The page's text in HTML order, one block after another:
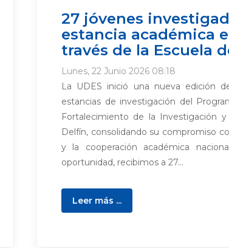
27 jóvenes
estancia académica
través de la Escuela
Lunes, 22 Junio 2026 08:18
La UDES inició una nueva edición
estancias de investigación del
Fortalecimiento de la Investigación
Delfín, consolidando su compromiso
y la cooperación académica
oportunidad, recibimos a 27...
Leer más ...